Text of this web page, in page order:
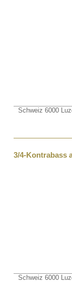
Schweiz 6000
3/4-Kontrabass
Schweiz 6000